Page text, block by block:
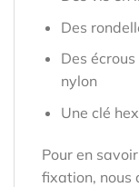
Des
Des
nylon
Une clé
Pour en
fixation, nous